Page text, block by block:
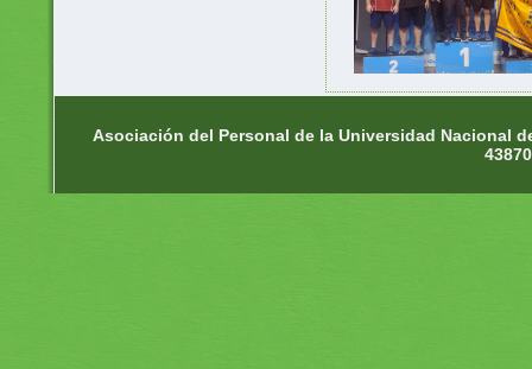
Asociación del Personal de la Universidad Nacional